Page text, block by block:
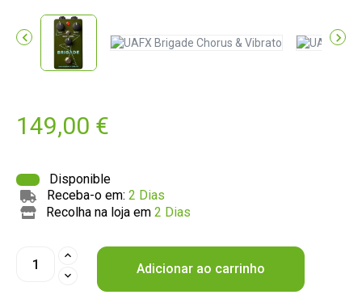
 
149,00 €
Disponible
Receba-o em:2 Dias
Recolha na loja em2 Dias
Adicionar ao carrinho